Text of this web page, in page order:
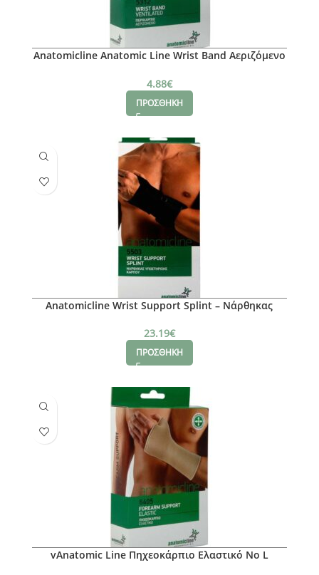
Anatomicline Anatomic Line Wrist Band Αεριζόμενο
4.88€
ΠΡΟΣΘΗΚΗ
Anatomicline Wrist Support Splint – Νάρθηκας
23.19€
ΠΡΟΣΘΗΚΗ
vAnatomic Line Πηχεοκάρπιο Ελαστικό Νο L